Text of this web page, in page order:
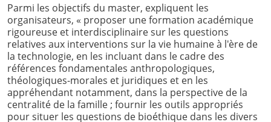
Parmi les objectifs du master, expliquent les
organisateurs, « proposer une formation académique
rigoureuse et interdisciplinaire sur les questions
relatives aux interventions sur la vie humaine à l'ère de
la technologie, en les incluant dans le cadre des
références fondamentales anthropologiques,
théologiques-morales et juridiques et en les
appréhendant notamment, dans la perspective de la
centralité de la famille ; fournir les outils appropriés
pour situer les questions de bioéthique dans les divers